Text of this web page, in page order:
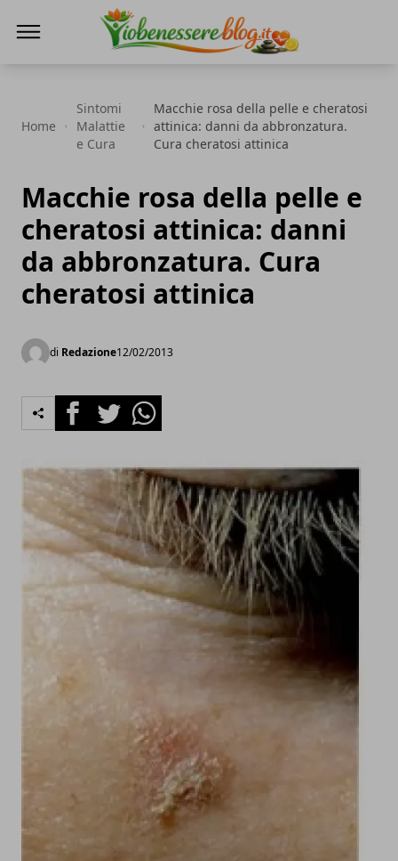
Home
Sintomi
Malattie
e Cura
Macchie rosa della pelle e cheratosi
attinica: danni da abbronzatura.
Cura cheratosi attinica
Macchie rosa della pelle e
cheratosi attinica: danni
da abbronzatura. Cura
cheratosi attinica
di Redazione12/02/2013
FacebookTwitterWhatsapp